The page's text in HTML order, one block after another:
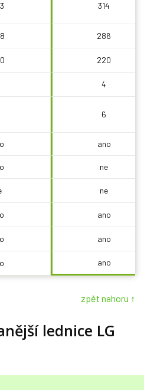
314
286
220
4
6
ano
ne
ne
ano
ano
ano
zpět nahoru ↑
lednice LG